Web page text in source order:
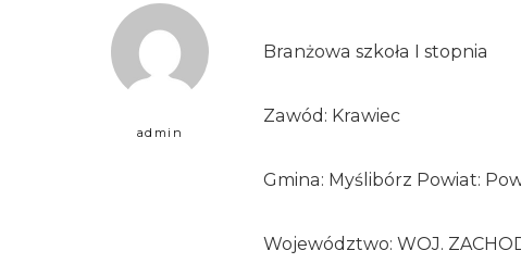
admin
Branżowa szkoła I stopnia
Zawód: Krawiec
Gmina: Myślibórz Powiat:
Województwo: WOJ.